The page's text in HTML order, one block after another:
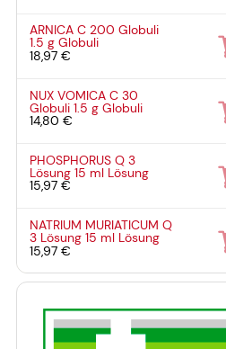
ARNICA C 200 Globuli
1.5 gGlobuli
18,97 €
NUX VOMICA C 30
Globuli1.5 gGlobuli
14,80 €
PHOSPHORUS Q 3
Lösung15 ml Lösung
15,97 €
NATRIUM MURIATICUM Q
3 Lösung15 ml Lösung
15,97 €